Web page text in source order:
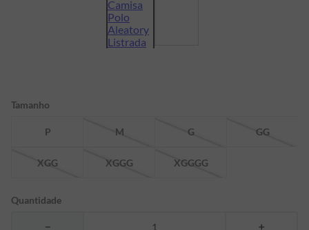
Tamanho
P M G GG
XGG XGGG XGGGG
Quantidade
＋
－